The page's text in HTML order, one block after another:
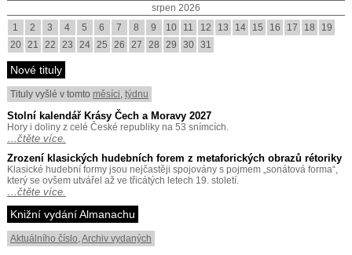
srpen 2026
1
2 3 4 5 6 7 8 9 10 11 12 13 14 15 16 17 18
19
20 21 22 23 24 25 26 27 28 29 30 31
Nové tituly
Tituly vyšlé v tomto měsíci, týdnu
Stolní kalendář Krásy Čech a Moravy 2027
Hory i doliny z celé České republiky na 53 snímcích.
…čtěte více.
Zrození klasických hudebních forem z metaforických obrazů rétoriky
Klasické hudební formy jsou nejčastěji spojovány s pojmem „sonátová forma“,
který se ovšem utvářel až ve třicátých letech 19. století.
…čtěte více.
Knižní vydání Almanachu
Aktuálního číslo,Archiv vydaných